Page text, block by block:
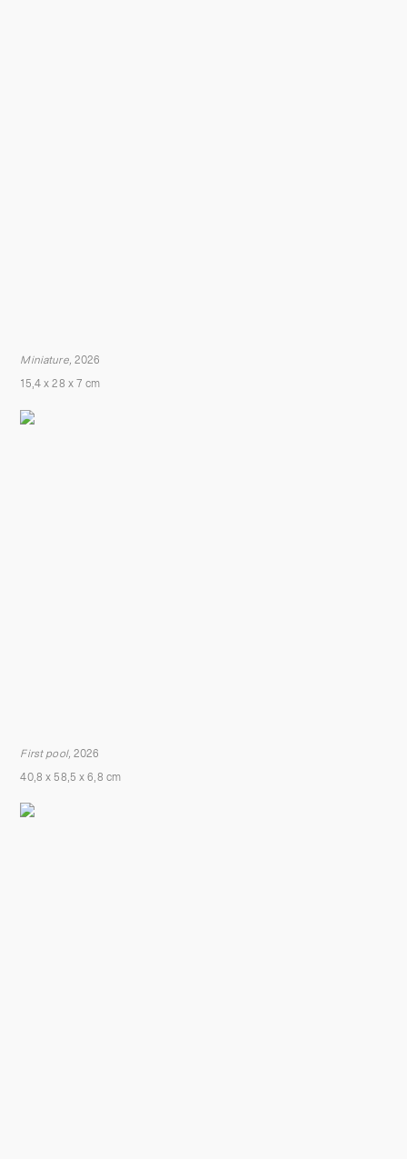
Miniature, 2026
15,4 x 28 x 7 cm
First pool,2026
40,8 x 58,5 x 6,8 cm